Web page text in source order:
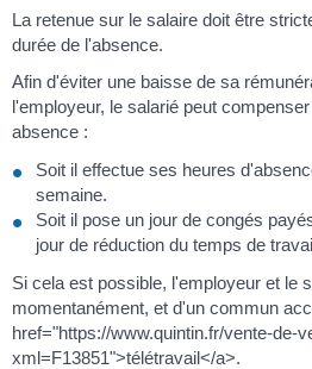
La retenue sur le salaire doit être
durée de l'absence.
Afin d'éviter une baisse de sa
l'employeur, le salarié peut
absence :
Soit il effectue ses heures
semaine.
Soit il pose un jour de congés
jour de réduction du temps de
Si cela est possible, l'employeur et le
momentanément, et d'un commun
href="https://www.quintin.fr/vente-de-
xml=F13851">télétravail</a>.